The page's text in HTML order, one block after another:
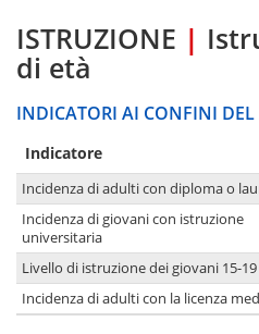
ISTRUZIONE |
di età
INDICATORI AI CONFINI DEL
Indicatore
Incidenza di adulti con diploma o
Incidenza di giovani con istruzione
universitaria
Livello di istruzione dei giovani 15-
Incidenza di adulti con la licenza